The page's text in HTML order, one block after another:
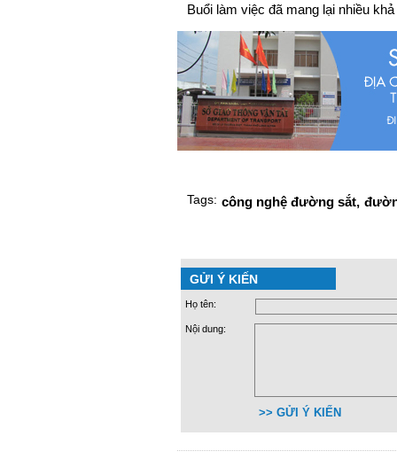
Buổi làm việc đã mang lại nhiều
Tags: công nghệ đường sắt,
GỬI Ý KIẾN
Họ tên:
Nội dung:
>> GỬI Ý KIẾN